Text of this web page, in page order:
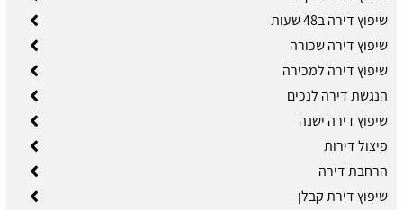
שיפוץ דירה ב48 שעות
שיפוץ דירה שכורה
​שיפוץ דירה למכירה
הנגשת דירה לנכים
שיפוץ דירה ישנה
פיצול דירות
הרחבת דירה
שיפוץ דירת קבלן